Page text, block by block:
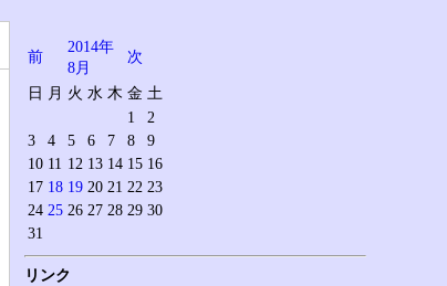
前
2014年
8月
次
日 月 火 水 木 金 土
1
2
3
4 5 6 7 8
9
10 11 12 13 14 15 16
17 18 19 20 21 22 23
24 25 26 27 28 29 30
31
リンク